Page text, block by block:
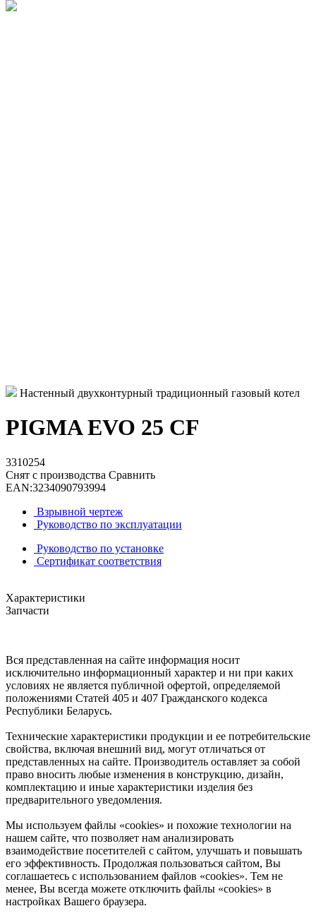
Настенный двухконтурный традиционный газовый котел
PIGMA EVO 25 CF
3310254
Снят с производства Сравнить
EAN:3234090793994
Взрывной чертеж
Руководство по эксплуатации
Руководство по установке
Сертификат соответствия
Характеристики
Запчасти
Вся представленная на сайте информация носит
исключительно информационный характер и ни при каких
условиях не является публичной офертой, определяемой
положениями Статей 405 и 407 Гражданского кодекса
Республики Беларусь.
Технические характеристики продукции и ее потребительские
свойства, включая внешний вид, могут отличаться от
представленных на сайте. Производитель оставляет за собой
право вносить любые изменения в конструкцию, дизайн,
комплектацию и иные характеристики изделия без
предварительного уведомления.
Мы используем файлы «cookies» и похожие технологии на
нашем сайте, что позволяет нам анализировать
взаимодействие посетителей с сайтом, улучшать и повышать
его эффективность. Продолжая пользоваться сайтом, Вы
соглашаетесь с использованием файлов «cookies». Тем не
менее, Вы всегда можете отключить файлы «cookies» в
настройках Вашего браузера.